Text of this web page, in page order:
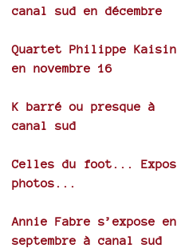
canal sud en décembre
Quartet Philippe Kaisin
en novembre 16
K barré ou presque à
canal sud
Celles du foot... Expos
photos...
Annie Fabre s’expose en
septembre à canal sud